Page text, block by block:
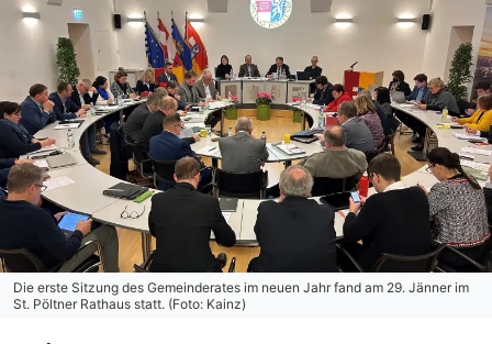
Die erste Sitzung des Gemeinderates im neuen Jahr fand am 29. Jänner im
St. Pöltner Rathaus statt. (Foto: Kainz)